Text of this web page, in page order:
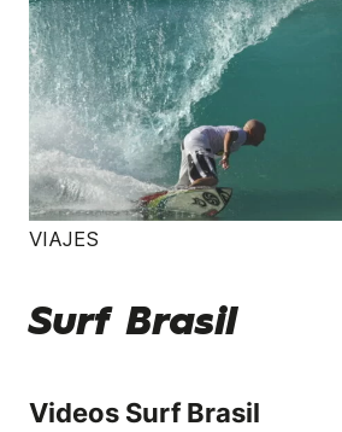
VIAJES
Surf Brasil
Videos Surf Brasil